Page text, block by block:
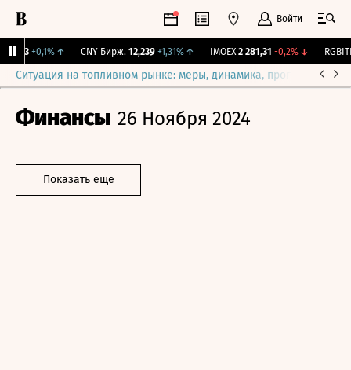
Войти
+0,1% ↑ CNY Бирж. 12,239 +1,31% ↑ IMOEX 2 281,31 -0,2%↓ RGBITR
Ситуация на топливном рынке: меры, динамика, прогнозы
Финансы 26 Ноября 2024
Показать еще